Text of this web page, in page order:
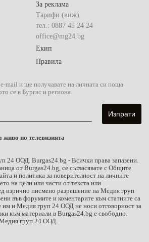
За реклама
Тарифи (виж)
тел.: 0887 45 24 24
office@mg24.bg
Екип
Правила
mail и ще получавате на личната си поща
се в Бургас и региона.
живо по телевизията
24 ООД. Burgas24.bg - Всички права запазени.
от Burgas24.bg, се съгласявате с Общите
и политика за поверителност на личните
на цели или части от текста или
изрично писмено разрешение на Медия груп
във форумите и коментарите към статиите са
им и Медия груп 24 ООД не носи отговорност за
към материали в Burgas24.bg е свободно.
Медия груп 24 ООД.